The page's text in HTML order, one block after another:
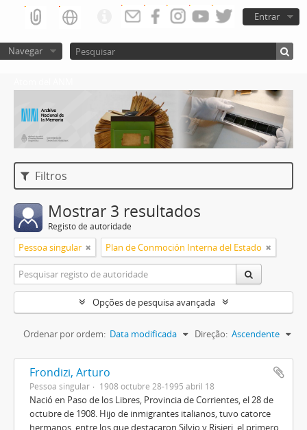
Entrar
Navegar
Filtros
Mostrar 3 resultados
Registo de autoridade
Pessoa singular Plan de Conmoción Interna del Estado
Opções de pesquisa avançada
Ordenar por ordem: Data modificada Direção: Ascendente
Frondizi, Arturo
Pessoa singular 1908 octubre 28-1995 abril 18
Nació en Paso de los Libres, Provincia de Corrientes, el 28 de
octubre de 1908. Hijo de inmigrantes italianos, tuvo catorce
hermanos, entre los que destacaron Silvio y Risieri, el primero